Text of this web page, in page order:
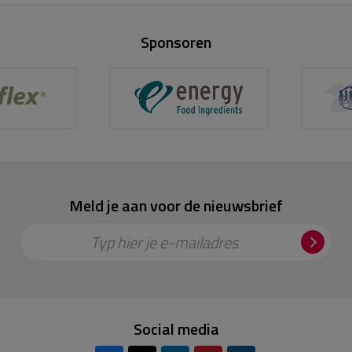
Sponsoren
Meld je aan voor de nieuwsbrief
Typ hier je e-mailadres
Social media